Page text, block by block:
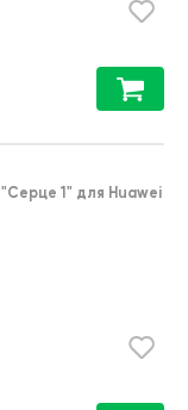
"Серце 1" для Huawei